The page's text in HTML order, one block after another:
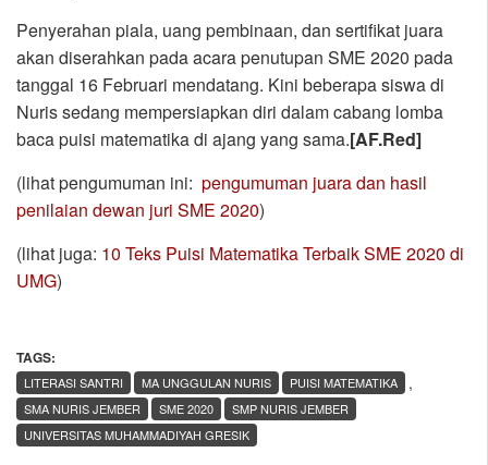
Penyerahan piala, uang pembinaan, dan sertifikat juara
akan diserahkan pada acara penutupan SME 2020 pada
tanggal 16 Februari mendatang. Kini beberapa siswa di
Nuris sedang mempersiapkan diri dalam cabang lomba
baca puisi matematika di ajang yang sama.[AF.Red]
(lihat pengumuman ini: pengumuman juara dan hasil
penilaian dewan juri SME 2020)
(lihat juga: 10 Teks Puisi Matematika Terbaik SME 2020 di
UMG)
TAGS:
,
LITERASI SANTRI MA UNGGULAN NURIS
PUISI MATEMATIKA
SMA NURIS JEMBER
SME 2020
SMP NURIS JEMBER
UNIVERSITAS MUHAMMADIYAH GRESIK